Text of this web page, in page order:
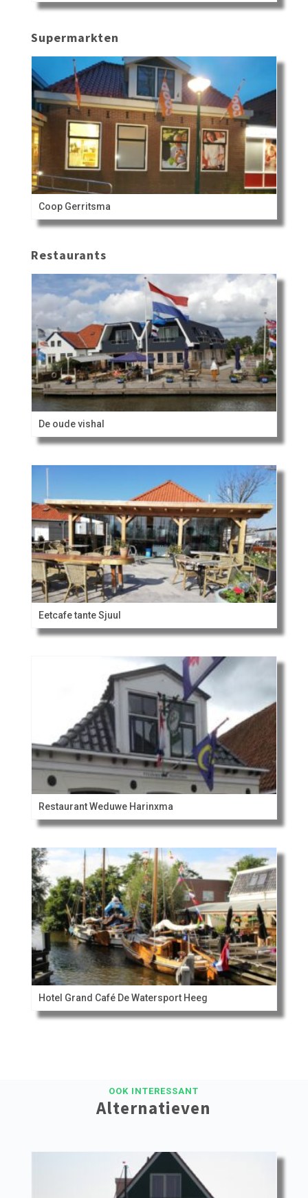
Supermarkten
Coop Gerritsma
Restaurants
De oude vishal
Eetcafe tante Sjuul
Restaurant Weduwe Harinxma
Hotel Grand Café De Watersport Heeg
OOK INTERESSANT
Alternatieven